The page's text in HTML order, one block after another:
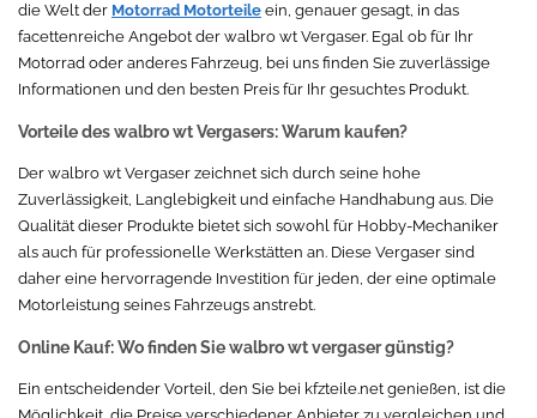
die Welt der Motorrad Motorteile ein, genauer gesagt, in das
facettenreiche Angebot der walbro wt Vergaser. Egal ob für Ihr
Motorrad oder anderes Fahrzeug, bei uns finden Sie zuverlässige
Informationen und den besten Preis für Ihr gesuchtes Produkt.
Vorteile des walbro wt Vergasers: Warum kaufen?
Der walbro wt Vergaser zeichnet sich durch seine hohe
Zuverlässigkeit, Langlebigkeit und einfache Handhabung aus. Die
Qualität dieser Produkte bietet sich sowohl für Hobby-Mechaniker
als auch für professionelle Werkstätten an. Diese Vergaser sind
daher eine hervorragende Investition für jeden, der eine optimale
Motorleistung seines Fahrzeugs anstrebt.
Online Kauf: Wo finden Sie walbro wt vergaser günstig?
Ein entscheidender Vorteil, den Sie bei kfzteile.net genießen, ist die